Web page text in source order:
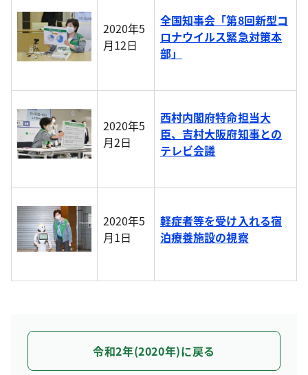
2020年5
月12日
全国知事会「第8回新型コ
ロナウイルス緊急対策本
部」
2020年5
月2日
西村内閣府特命担当大
臣、吉村大阪府知事との
テレビ会議
2020年5
月1日
軽症者等を受け入れる宿
泊療養施設の視察
令和2年(2020年)に戻る